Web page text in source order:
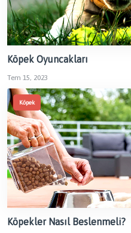
Köpek Oyuncakları
Tem 15, 2023
Köpek
Köpekler Nasıl Beslenmeli?